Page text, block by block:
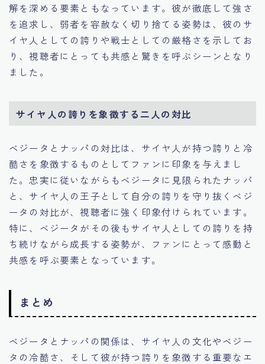
解を深める要素ともなっています。彼が徹底して強さ
を追求し、弱者を容赦なく切り捨てる姿勢は、彼のサ
イヤ人としての誇りや戦士としての厳格さを示してお
り、視聴者にとっても共感と驚きを呼ぶシーンとなり
ました。
サイヤ人の誇りを象徴する二人の対比
ベジータとナッパの対比は、サイヤ人が持つ誇りと冷
酷さを象徴するものとしてファンに印象を与えまし
た。忠実に従いながらもベジータに見限られたナッパ
と、サイヤ人の王子として自分の誇りを守り抜くベジ
ータの対比が、視聴者に強く印象付けられています。
特に、ベジータがその後もサイヤ人としての誇りを持
ち続けながら成長する姿勢が、ファンにとって感動と
共感を呼ぶ要素となっています。
まとめ
ベジータとナッパの関係は、サイヤ人の文化やベジー
タの冷酷さ、そして彼が持つ誇りを象徴する重要なエ